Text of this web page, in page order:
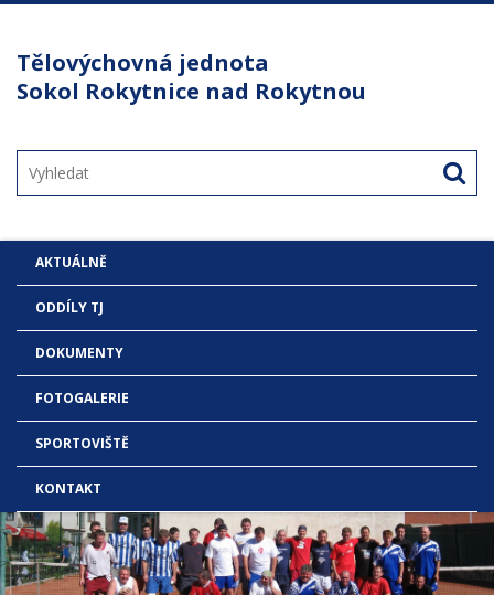
Tělovýchovná jednota
Sokol Rokytnice nad Rokytnou
AKTUÁLNĚ
ODDÍLY TJ
DOKUMENTY
FOTOGALERIE
SPORTOVIŠTĚ
KONTAKT